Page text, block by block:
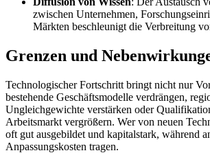
zwischen Unternehmen,
Märkten beschleunigt die Verbreitung
Grenzen und
Technologischer Fortschritt bringt nicht nur
bestehende Geschäftsmodelle verdrängen,
Ungleichgewichte verstärken oder
Arbeitsmarkt vergrößern. Wer von neuen
oft gut ausgebildet und kapitalstark, während
Anpassungskosten tragen.